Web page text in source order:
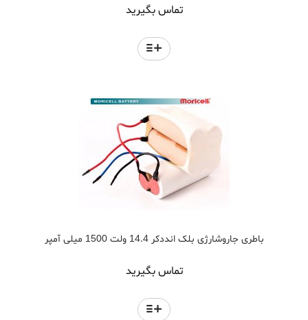
تماس بگیرید
باطری جاروشارژی بلک انددکر 14.4 ولت 1500 میلی آمپر
تماس بگیرید